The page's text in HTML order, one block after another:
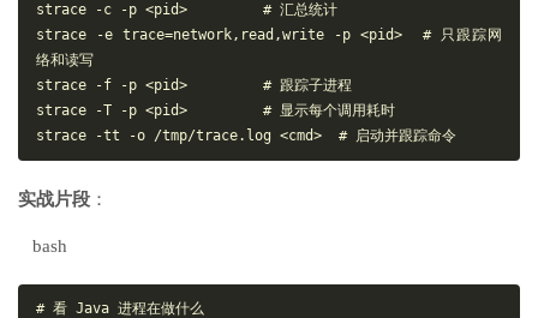
strace -c -p <pid>         # 汇总统计
strace -e trace=network,read,write -p <pid>  # 只跟踪网
络和读写
strace -f -p <pid>         # 跟踪子进程
strace -T -p <pid>         # 显示每个调用耗时
实战片段 ：
bash
# 看 Java 进程在做什么